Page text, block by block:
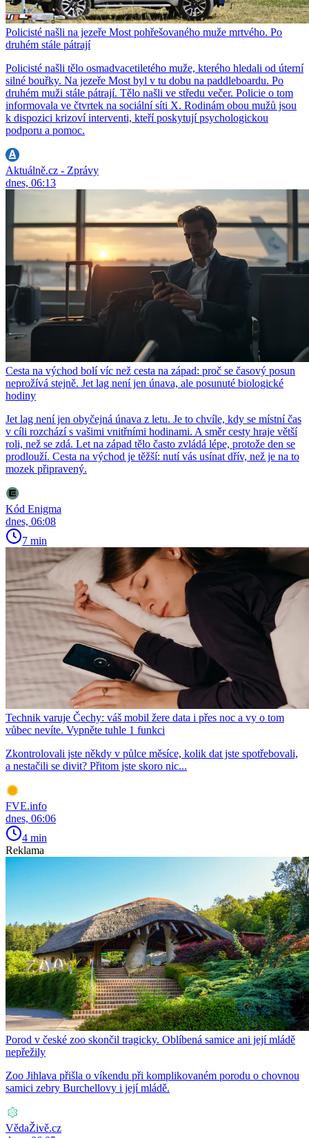
Policisté našli na jezeře Most pohřešovaného muže mrtvého. Po
druhém stále pátrají
Policisté našli tělo osmadvacetiletého muže, kterého hledali od úterní
silné bouřky. Na jezeře Most byl v tu dobu na paddleboardu. Po
druhém muži stále pátrají. Tělo našli ve středu večer. Policie o tom
informovala ve čtvrtek na sociální síti X. Rodinám obou mužů jsou
k dispozici krizoví interventi, kteří poskytují psychologickou
podporu a pomoc.
Aktuálně.cz - Zprávy
dnes, 06:13
Cesta na východ bolí víc než cesta na západ: proč se časový posun
neprožívá stejně. Jet lag není jen únava, ale posunuté biologické
hodiny
Jet lag není jen obyčejná únava z letu. Je to chvíle, kdy se místní čas
v cíli rozchází s vašimi vnitřními hodinami. A směr cesty hraje větší
roli, než se zdá. Let na západ tělo často zvládá lépe, protože den se
prodlouží. Cesta na východ je těžší: nutí vás usínat dřív, než je na to
mozek připravený.
Kód Enigma
dnes, 06:08
7 min
Technik varuje Čechy: váš mobil žere data i přes noc a vy o tom
vůbec nevíte. Vypněte tuhle 1 funkci
Zkontrolovali jste někdy v půlce měsíce, kolik dat jste spotřebovali,
a nestačili se divit? Přitom jste skoro nic...
FVE.info
dnes, 06:06
4 min
Reklama
Porod v české zoo skončil tragicky. Oblíbená samice ani její mládě
nepřežily
Zoo Jihlava přišla o víkendu při komplikovaném porodu o chovnou
samici zebry Burchellovy i její mládě.
VědaŽivě.cz